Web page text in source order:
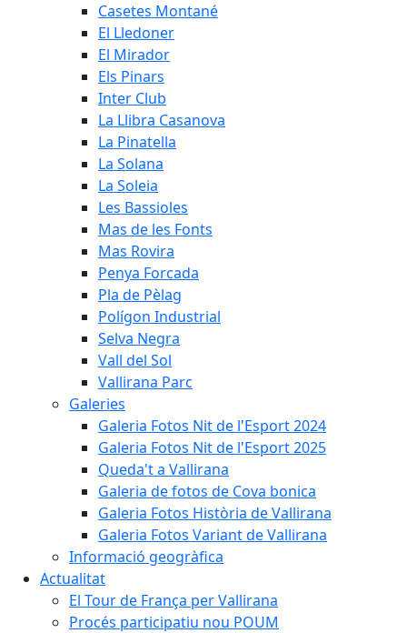
Casetes Montané
El Lledoner
El Mirador
Els Pinars
Inter Club
La Llibra Casanova
La Pinatella
La Solana
La Soleia
Les Bassioles
Mas de les Fonts
Mas Rovira
Penya Forcada
Pla de Pèlag
Polígon Industrial
Selva Negra
Vall del Sol
Vallirana Parc
Galeries
Galeria Fotos Nit de l'Esport 2024
Galeria Fotos Nit de l'Esport 2025
Queda't a Vallirana
Galeria de fotos de Cova bonica
Galeria Fotos Història de Vallirana
Galeria Fotos Variant de Vallirana
Informació geogràfica
Actualitat
El Tour de França per Vallirana
Procés participatiu nou POUM